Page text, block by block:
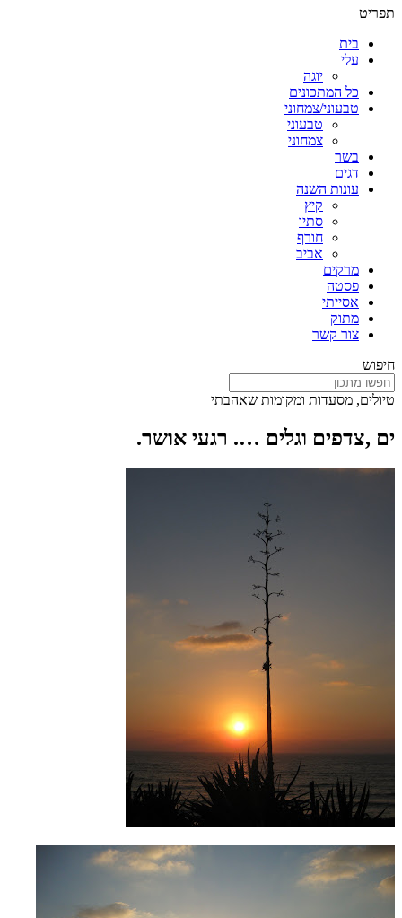
תפריט
בית
עלי
יוגה
כל המתכונים
טבעוני/צמחוני
טבעוני
צמחוני
בשר
דגים
עונות השנה
קיץ
סתיו
חורף
אביב
מרקים
פסטה
אסייתי
מתוק
צור קשר
חיפוש
טיולים, מסעדות ומקומות שאהבתי
ים ,צדפים וגלים …. רגעי אושר.